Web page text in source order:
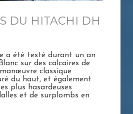
DU HITACHI DH
a été testé durant un an
sur des calcaires de
classique
du haut, et également
plus hasardeuses
et de surplombs en